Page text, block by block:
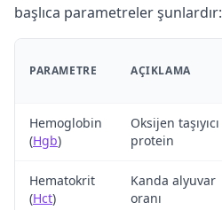
başlıca parametreler şunlardır:
PARAMETRE AÇIKLAMA
Hemoglobin
(Hgb)
Oksijen taşıyıcı
protein
Hematokrit
(Hct)
Kanda alyuvar
oranı